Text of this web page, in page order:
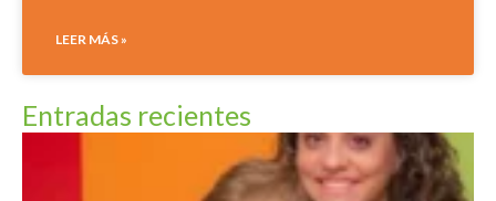
LEER MÁS »
Entradas recientes